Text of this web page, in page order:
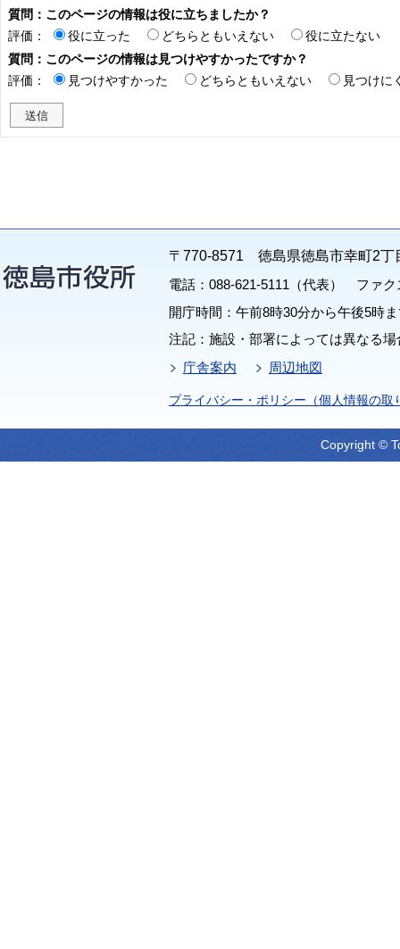
質問：このページの情報は役に立ちましたか？
評価：
役に立った どちらともいえない
役に立たない
質問：このページの情報は見つけやすかったですか？
評価：
見つけやすかった どちらともいえない 見つけに
〒770-8571 徳島県徳島市幸町2丁
電話：088-621-5111（代表） ファク
開庁時間：午前8時30分から午後5時
注記：施設・部署によっては異なる
庁舎案内
周辺地図
プライバシー・ポリシー（個人情報の取
Copyright ©